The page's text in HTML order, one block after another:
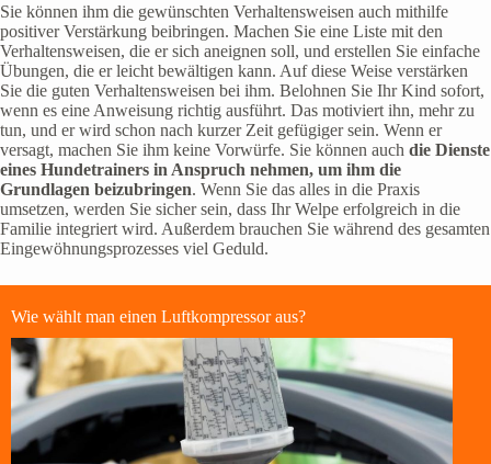
Sie können ihm die gewünschten Verhaltensweisen auch mithilfe
positiver Verstärkung beibringen. Machen Sie eine Liste mit den
Verhaltensweisen, die er sich aneignen soll, und erstellen Sie einfache
Übungen, die er leicht bewältigen kann. Auf diese Weise verstärken
Sie die guten Verhaltensweisen bei ihm. Belohnen Sie Ihr Kind sofort,
wenn es eine Anweisung richtig ausführt. Das motiviert ihn, mehr zu
tun, und er wird schon nach kurzer Zeit gefügiger sein. Wenn er
versagt, machen Sie ihm keine Vorwürfe. Sie können auch die Dienste
eines Hundetrainers in Anspruch nehmen, um ihm die
Grundlagen beizubringen. Wenn Sie das alles in die Praxis
umsetzen, werden Sie sicher sein, dass Ihr Welpe erfolgreich in die
Familie integriert wird. Außerdem brauchen Sie während des gesamten
Eingewöhnungsprozesses viel Geduld.
Wie wählt man einen Luftkompressor aus?